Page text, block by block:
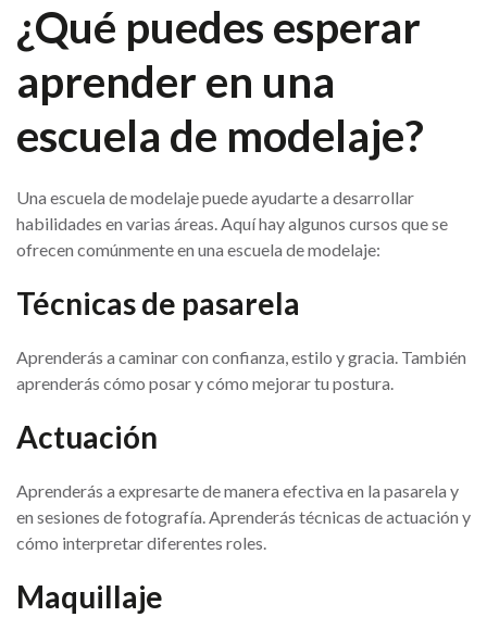
¿Qué puedes esperar
aprender en una
escuela de modelaje?
Una escuela de modelaje puede ayudarte a desarrollar
habilidades en varias áreas. Aquí hay algunos cursos que se
ofrecen comúnmente en una escuela de modelaje:
Técnicas de pasarela
Aprenderás a caminar con confianza, estilo y gracia. También
aprenderás cómo posar y cómo mejorar tu postura.
Actuación
Aprenderás a expresarte de manera efectiva en la pasarela y
en sesiones de fotografía. Aprenderás técnicas de actuación y
cómo interpretar diferentes roles.
Maquillaje